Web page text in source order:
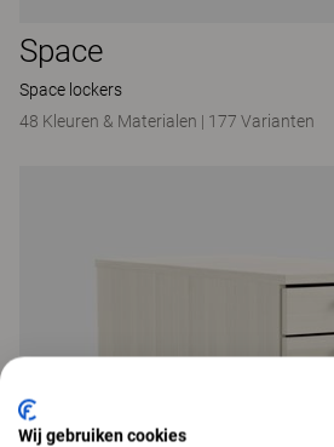
Space
Space lockers
48 Kleuren & Materialen | 177 Varianten
Wij gebruiken cookies